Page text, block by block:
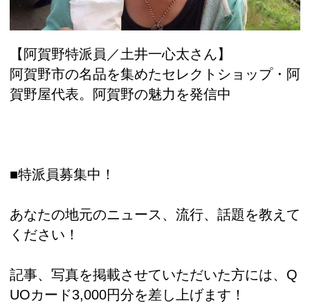
【阿賀野特派員／土井一心太さん】
阿賀野市の名品を集めたセレクトショップ・阿
賀野屋代表。阿賀野の魅力を発信中
■特派員募集中！
あなたの地元のニュース、流行、話題を教えて
ください！
記事、写真を掲載させていただいた方には、Q
UOカード3,000円分を差し上げます！